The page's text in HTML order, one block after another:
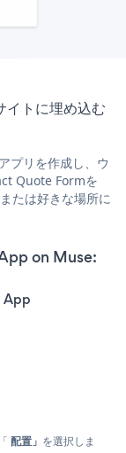
トに埋め込む
プリを作成し、ウ
Quote Formを
たは好きな場所に
on Muse:
App
配置」 を選択しま